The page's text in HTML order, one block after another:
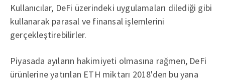
Kullanıcılar, DeFi üzerindeki uygulamaları dilediği gibi
kullanarak parasal ve finansal işlemlerini
gerçekleştirebilirler.
Piyasada ayıların hakimiyeti olmasına rağmen, DeFi
ürünlerine yatırılan ETH miktarı 2018'den bu yana